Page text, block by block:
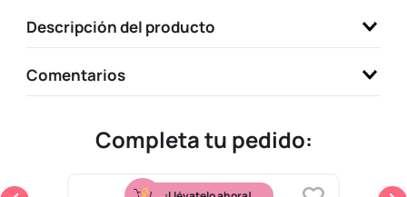
Descripción del producto
Comentarios
Completa tu pedido:
9.
one piece